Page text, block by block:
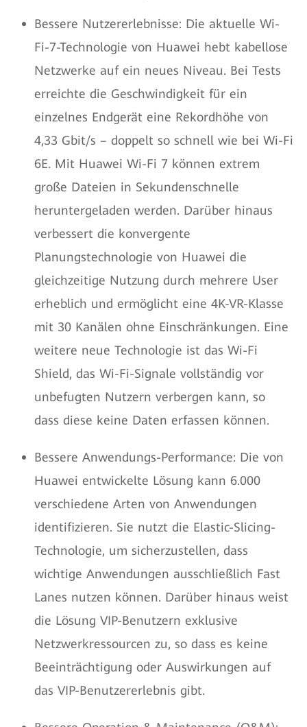
Bessere Nutzererlebnisse: Die aktuelle Wi-
Fi-7-Technologie von Huawei hebt kabellose
Netzwerke auf ein neues Niveau. Bei Tests
erreichte die Geschwindigkeit für ein
einzelnes Endgerät eine Rekordhöhe von
4,33 Gbit/s – doppelt so schnell wie bei Wi-Fi
6E. Mit Huawei Wi-Fi 7 können extrem
große Dateien in Sekundenschnelle
heruntergeladen werden. Darüber hinaus
verbessert die konvergente
Planungstechnologie von Huawei die
gleichzeitige Nutzung durch mehrere User
erheblich und ermöglicht eine 4K-VR-Klasse
mit 30 Kanälen ohne Einschränkungen. Eine
weitere neue Technologie ist das Wi-Fi
Shield, das Wi-Fi-Signale vollständig vor
unbefugten Nutzern verbergen kann, so
dass diese keine Daten erfassen können.
Bessere Anwendungs-Performance: Die von
Huawei entwickelte Lösung kann 6.000
verschiedene Arten von Anwendungen
identifizieren. Sie nutzt die Elastic-Slicing-
Technologie, um sicherzustellen, dass
wichtige Anwendungen ausschließlich Fast
Lanes nutzen können. Darüber hinaus weist
die Lösung VIP-Benutzern exklusive
Netzwerkressourcen zu, so dass es keine
Beeinträchtigung oder Auswirkungen auf
das VIP-Benutzererlebnis gibt.